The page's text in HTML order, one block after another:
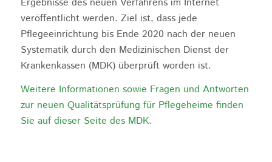
veröffentlicht werden. Ziel ist, dass jede
Pflegeeinrichtung bis Ende 2020 nach der neuen
Systematik durch den Medizinischen Dienst der
Krankenkassen (MDK) überprüft worden ist.
Weitere Informationen sowie Fragen und Antworten
zur neuen Qualitätsprüfung für Pflegeheime finden
Sie auf dieser Seite des MDK.